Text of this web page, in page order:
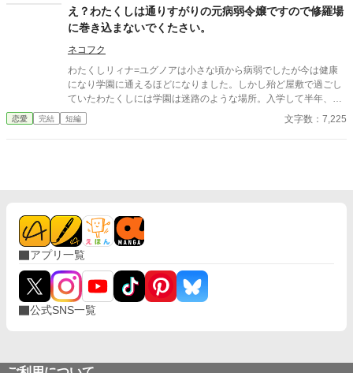
決意し、国を去ろうとする。 しかしその道中、レイアー嬢の実
家の襲撃に遭い、スノーは命を落とす寸前、自身の命と引き換え
に広域回復魔法で多くの命を救う。 これでスノーの、人生は終
わりのはずだった。 だが次に目を覚ますと、スノーは三年前の
結婚式当日に戻っていた。何度死んでも、何度拒絶しても、結婚
式の誓いの瞬間へと戻される。 番から逃れようと、スノーは何
度も死を選ぶが――。
え？わたくしは通りすがりの元病弱令嬢ですので修羅場
に巻き込まないでくたさい。
ネコフク
わたくしリィナ=ユグノアは小さな頃から病弱でしたが今は健康
になり学園に通えるほどになりました。しかし殆ど屋敷で過ごし
ていたわたくしには学園は迷路のような場所。入学して半年、未
だに迷子になってしまいます。今日も侍従のハルにニヤニヤされ
ながら遠回り（迷子）して出た場所では何やら不穏な集団
恋愛 完結 短編 文字数：7,225
アプリ一覧
公式SNS一覧